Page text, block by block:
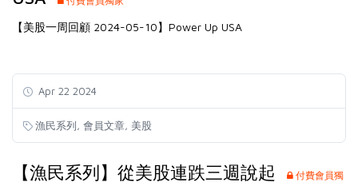
【美股一周回顧 2024-05-10】Power Up USA
Apr 22 2024
漁民系列 會員文章 美股
【漁民系列】從美股連跌三週說起
付費會員獨